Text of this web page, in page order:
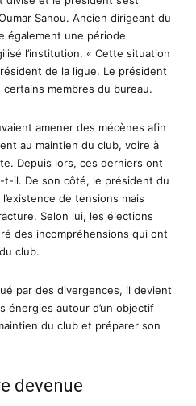
Sanou. Ancien dirigeant du
également une période
l’institution. « Cette situation
de la ligue. Le président
certains membres du bureau.
amener des mécènes afin
au maintien du club, voire à
Depuis lors, ces derniers ont
t-il. De son côté, le président du
de tensions mais
Selon lui, les élections
des incompréhensions qui ont
club.
par des divergences, il devient
énergies autour d’un objectif
du club et préparer son
devenue